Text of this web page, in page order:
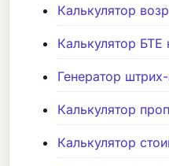
Калькулятор
Калькулятор БТЕ
Генератор
Калькулятор
Калькулятор